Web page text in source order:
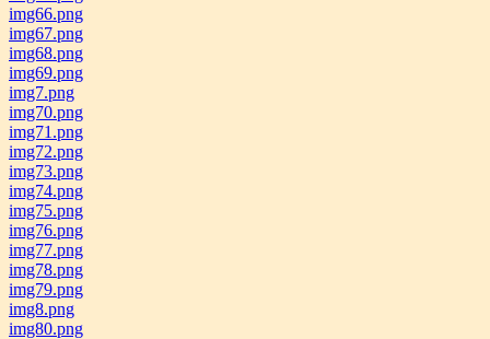
img66.png
img67.png
img68.png
img69.png
img7.png
img70.png
img71.png
img72.png
img73.png
img74.png
img75.png
img76.png
img77.png
img78.png
img79.png
img8.png
img80.png